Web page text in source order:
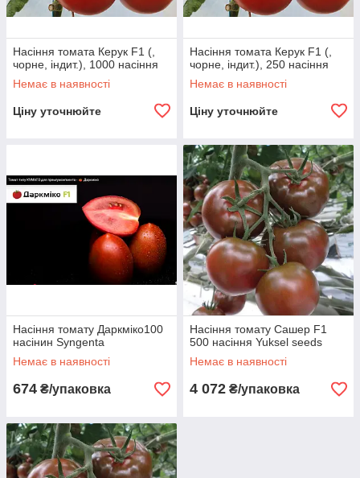
Насіння томата Керук F1 (,
чорне, індит.), 1000 насіння
Немає в наявності
Ціну уточнюйте
Насіння томата Керук F1 (,
чорне, індит.), 250 насіння
Немає в наявності
Ціну уточнюйте
Насіння томату Даркміко100
насінин Syngenta
Немає в наявності
674 ₴/упаковка
Насіння томату Сашер F1
500 насіння Yuksel seeds
Немає в наявності
4 072 ₴/упаковка